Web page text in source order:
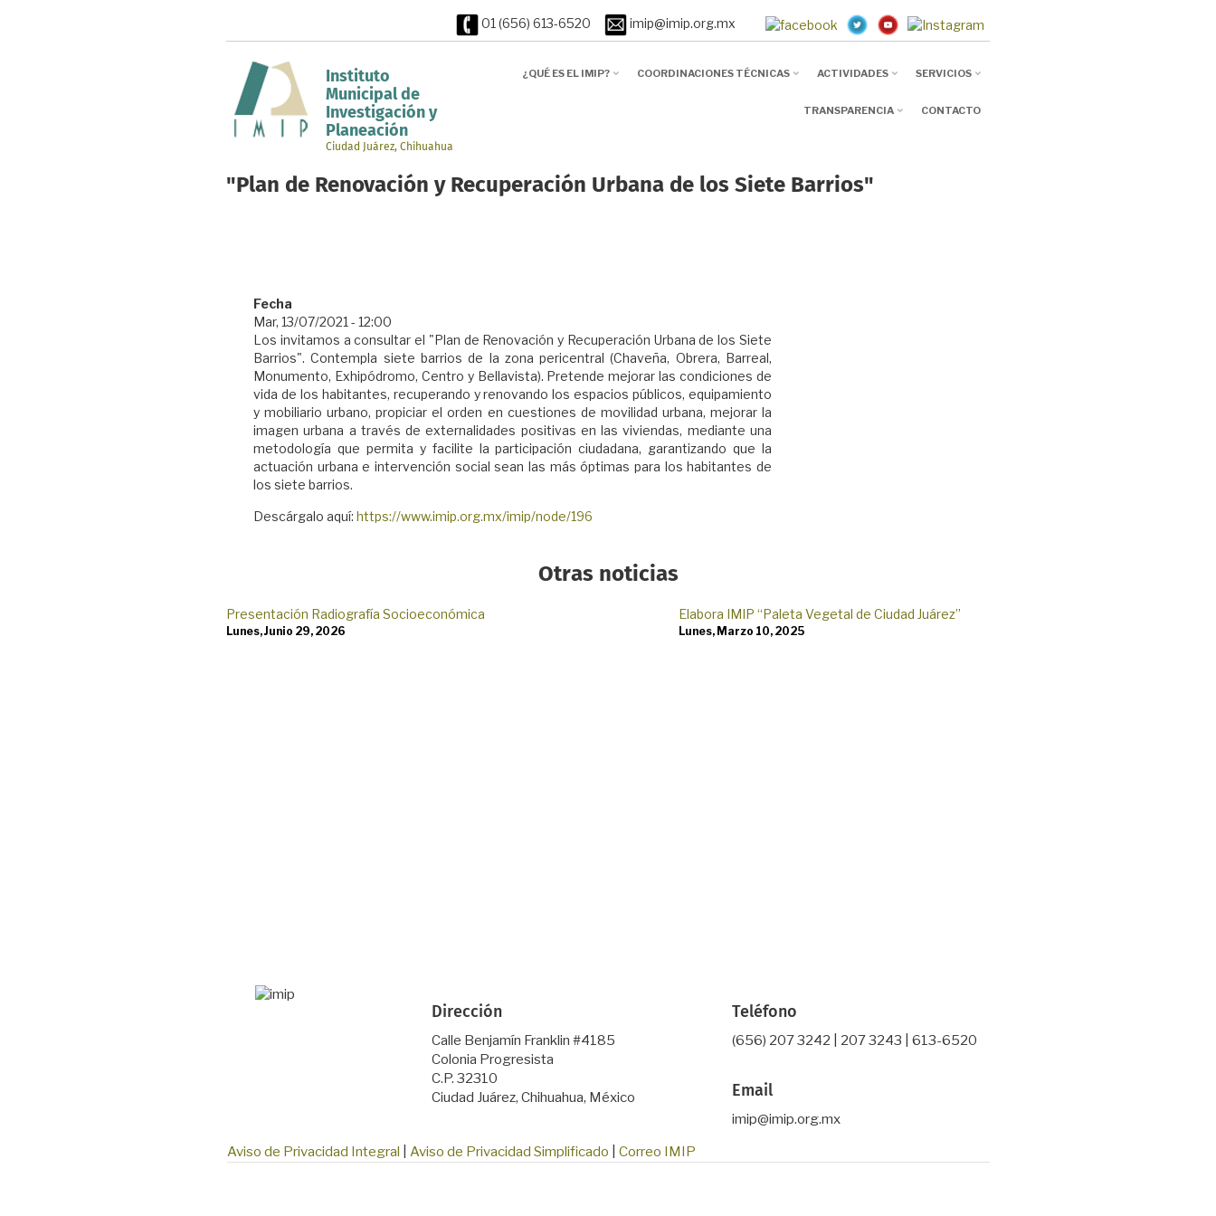
01 (656) 613-6520 imip@imip.org.mx
Instituto
Municipal de
Investigación y
Planeación
Ciudad Juárez, Chihuahua
¿QUÉ ES EL IMIP? COORDINACIONES TÉCNICAS ACTIVIDADES SERVICIOS
TRANSPARENCIA CONTACTO
"Plan de Renovación y Recuperación Urbana de los Siete Barrios"
Fecha
Mar, 13/07/2021 - 12:00
Los invitamos a consultar el "Plan de Renovación y Recuperación Urbana de los Siete
Barrios". Contempla siete barrios de la zona pericentral (Chaveña, Obrera, Barreal,
Monumento, Exhipódromo, Centro y Bellavista). Pretende mejorar las condiciones de
vida de los habitantes, recuperando y renovando los espacios públicos, equipamiento
y mobiliario urbano, propiciar el orden en cuestiones de movilidad urbana, mejorar la
imagen urbana a través de externalidades positivas en las viviendas, mediante una
metodología que permita y facilite la participación ciudadana, garantizando que la
actuación urbana e intervención social sean las más óptimas para los habitantes de
los siete barrios.
Descárgalo aquí:https://www.imip.org.mx/imip/node/196
Otras noticias
Presentación Radiografía Socioeconómica
Lunes, Junio 29, 2026
Elabora IMIP “Paleta Vegetal de Ciudad Juárez”
Lunes, Marzo 10, 2025
Dirección
Calle Benjamín Franklin #4185
Colonia Progresista
C.P. 32310
Ciudad Juárez, Chihuahua, México
Teléfono
(656) 207 3242 | 207 3243 | 613-6520
Email
imip@imip.org.mx
Aviso de Privacidad Integral
Aviso de Privacidad Simplificado Correo IMIP